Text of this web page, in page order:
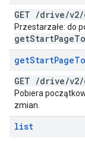
GET /drive/v2/
Przestarzałe: do
getStartPage
getStartPage
GET /drive/v2/
Pobiera
zmian.
list